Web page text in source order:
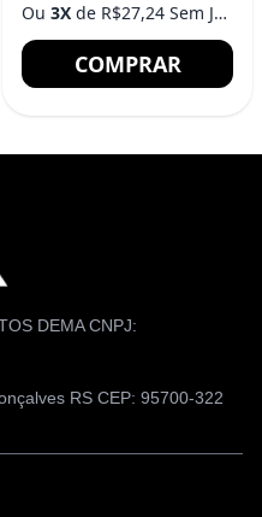
Ou 3X de R$27,24 Sem Juros
COMPRAR
DEMA CNPJ:
RS CEP: 95700-322